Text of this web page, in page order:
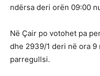
ndërsa deri orën 09:00
Në Çair po votohet pa
dhe 2939/1 deri në ora
parregullsi.